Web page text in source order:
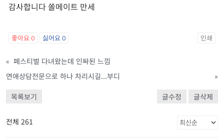
감사합니다 쏠메이트 만세
좋아요 0 싫어요0 인쇄
« 페스티벌 다녀왔는데 인싸된 느낌
연애상담전문으로 하나 차리시길...부디
»
목록보기 글수정 글삭제
전체 261